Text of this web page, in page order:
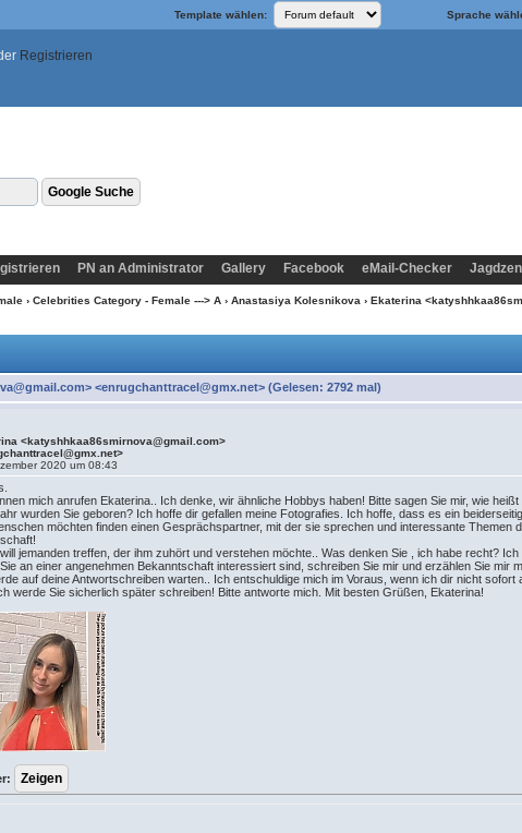
Template wählen: Sprache
Registrieren
PN an Administrator Gallery Facebook eMail-Checker
› Celebrities Category - Female ---> A › Anastasiya Kolesnikova › Ekaterina
<enrugchanttracel@gmx.net> (Gelesen: 2792 mal)
<katyshhkaa86smirnova@gmail.com>
2020 um 08:43
mich anrufen Ekaterina.. Ich denke, wir ähnliche Hobbys haben! Bitte sagen Sie mir, wie
wurden Sie geboren? Ich hoffe dir gefallen meine Fotografies. Ich hoffe, dass es ein
möchten finden einen Gesprächspartner, mit der sie sprechen und interessante
jemanden treffen, der ihm zuhört und verstehen möchte.. Was denken Sie , ich habe recht?
an einer angenehmen Bekanntschaft interessiert sind, schreiben Sie mir und erzählen Sie
auf deine Antwortschreiben warten.. Ich entschuldige mich im Voraus, wenn ich dir nicht sofort
werde Sie sicherlich später schreiben! Bitte antworte mich. Mit besten Grüßen, Ekaterina!